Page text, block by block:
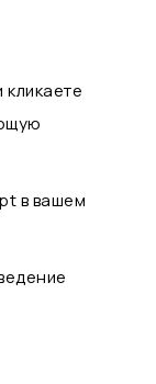
в вашем